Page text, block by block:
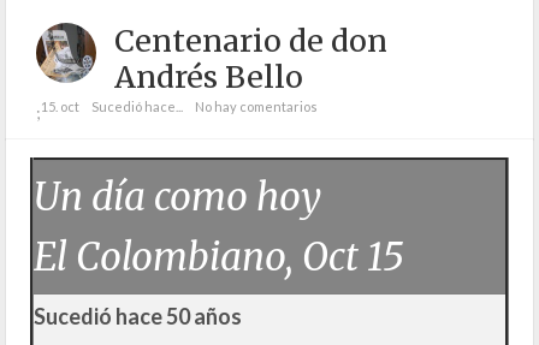
Centenario de don
Andrés Bello
;15. oct Sucedió hace... No hay comentarios
Un día como hoy
El Colombiano, Oct 15
Sucedió hace 50 años